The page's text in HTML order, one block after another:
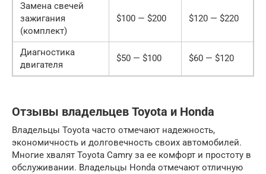
Замена свечей
зажигания
(комплект)
$100 — $200 $120 — $220
Диагностика
двигателя
$50 — $100 $60 — $120
Отзывы владельцев Toyota и Honda
Владельцы Toyota часто отмечают надежность,
экономичность и долговечность своих автомобилей.
Многие хвалят Toyota Camry за ее комфорт и простоту в
обслуживании. Владельцы Honda отмечают отличную